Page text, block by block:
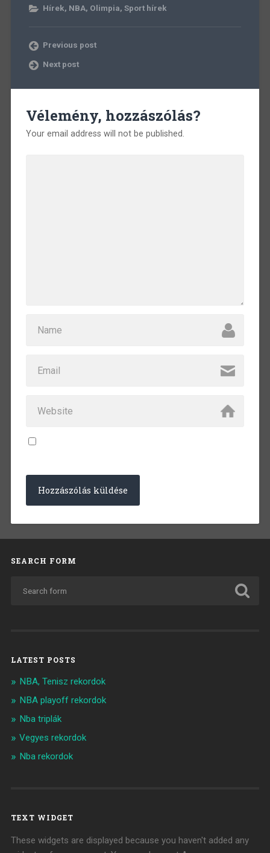
Hírek, NBA, Olimpia, Sport hírek
Previous post
Next post
Vélemény, hozzászólás?
Your email address will not be published.
SEARCH FORM
LATEST POSTS
NBA, Tenisz rekordok
NBA playoff rekordok
Nba triplák
Vegyes rekordok
Nba rekordok
TEXT WIDGET
These widgets are displayed because you haven't added any